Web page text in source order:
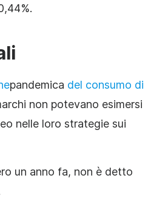
pandemica del consumo di
non potevano esimersi
nelle loro strategie sui
un anno fa, non è detto